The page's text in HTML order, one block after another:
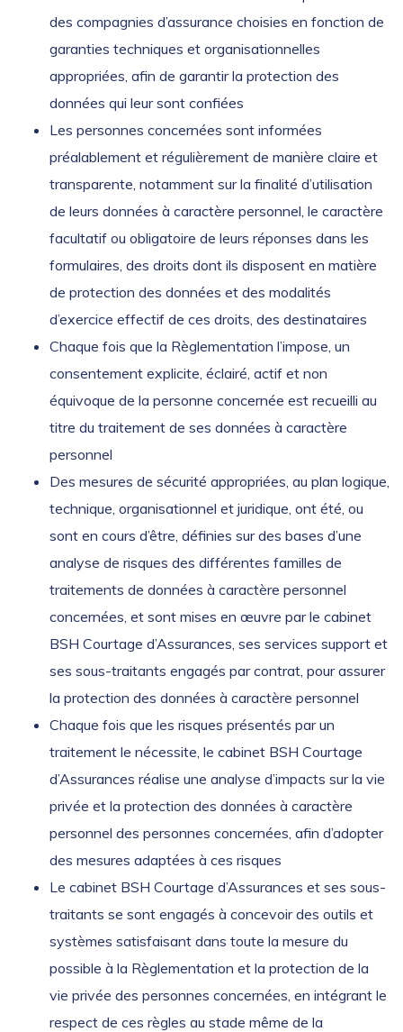
des compagnies d’assurance choisies en fonction de
garanties techniques et organisationnelles
appropriées, afin de garantir la protection des
données qui leur sont confiées
Les personnes concernées sont informées
préalablement et régulièrement de manière claire et
transparente, notamment sur la finalité d’utilisation
de leurs données à caractère personnel, le caractère
facultatif ou obligatoire de leurs réponses dans les
formulaires, des droits dont ils disposent en matière
de protection des données et des modalités
d’exercice effectif de ces droits, des destinataires
Chaque fois que la Règlementation l’impose, un
consentement explicite, éclairé, actif et non
équivoque de la personne concernée est recueilli au
titre du traitement de ses données à caractère
personnel
Des mesures de sécurité appropriées, au plan logique,
technique, organisationnel et juridique, ont été, ou
sont en cours d’être, définies sur des bases d’une
analyse de risques des différentes familles de
traitements de données à caractère personnel
concernées, et sont mises en œuvre par le cabinet
BSH Courtage d’Assurances, ses services support et
ses sous-traitants engagés par contrat, pour assurer
la protection des données à caractère personnel
Chaque fois que les risques présentés par un
traitement le nécessite, le cabinet BSH Courtage
d’Assurances réalise une analyse d’impacts sur la vie
privée et la protection des données à caractère
personnel des personnes concernées, afin d’adopter
des mesures adaptées à ces risques
Le cabinet BSH Courtage d’Assurances et ses sous-
traitants se sont engagés à concevoir des outils et
systèmes satisfaisant dans toute la mesure du
possible à la Règlementation et la protection de la
vie privée des personnes concernées, en intégrant le
respect de ces règles au stade même de la